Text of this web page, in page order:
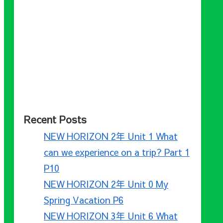
Recent Posts
NEW HORIZON 2年 Unit 1 What
can we experience on a trip? Part 1
P10
NEW HORIZON 2年 Unit 0 My
Spring Vacation P6
NEW HORIZON 3年 Unit 6 What